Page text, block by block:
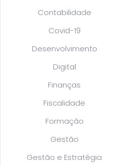
Contabilidade
Covid-19
Desenvolvimento
Digital
Finanças
Fiscalidade
Formação
Gestão
Gestão e Estratégia